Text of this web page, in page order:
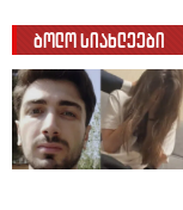
ბოლო სიახლეები